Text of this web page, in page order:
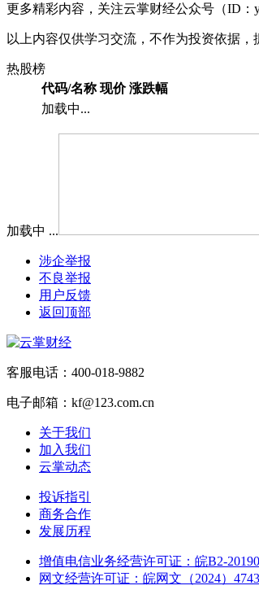
更多精彩内容，关注云掌财经公众号（ID：
以上内容仅供学习交流，不作为投资依据
热股榜
代码/名称 现价 涨跌幅
加载中...
加载中 ...
涉企举报
不良举报
用户反馈
返回顶部
客服电话：400-018-9882
电子邮箱：kf@123.com.cn
关于我们
加入我们
云掌动态
投诉指引
商务合作
发展历程
增值电信业务经营许可证：皖B2-
网文经营许可证：皖网文（2024）